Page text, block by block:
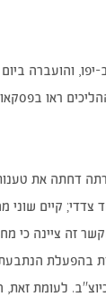
בפסקאות 7-6
במסגרתה דחתה
קיים שוני
זה ציינה
הנתבעת
לעומת